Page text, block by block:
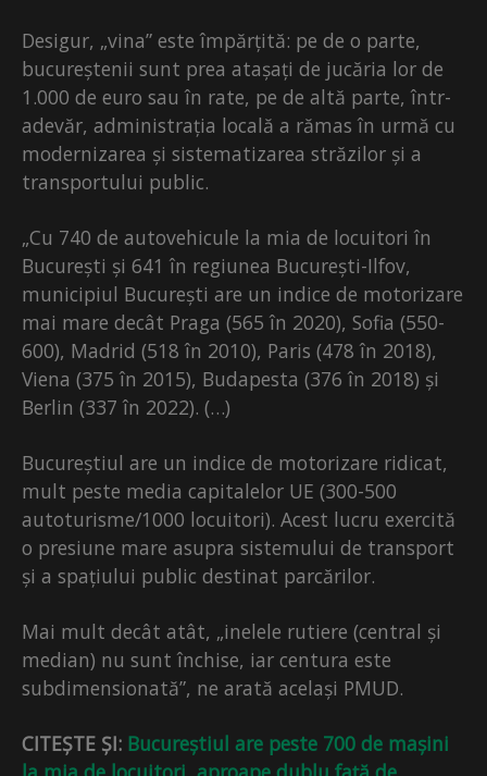
Desigur, „vina” este împărțită: pe de o parte,
bucureștenii sunt prea atașați de jucăria lor de
1.000 de euro sau în rate, pe de altă parte, într-
adevăr, administrația locală a rămas în urmă cu
modernizarea și sistematizarea străzilor și a
transportului public.
„Cu 740 de autovehicule la mia de locuitori în
București și 641 în regiunea București-Ilfov,
municipiul București are un indice de motorizare
mai mare decât Praga (565 în 2020), Sofia (550-
600), Madrid (518 în 2010), Paris (478 în 2018),
Viena (375 în 2015), Budapesta (376 în 2018) și
Berlin (337 în 2022). (…)
Bucureștiul are un indice de motorizare ridicat,
mult peste media capitalelor UE (300-500
autoturisme/1000 locuitori). Acest lucru exercită
o presiune mare asupra sistemului de transport
și a spațiului public destinat parcărilor.
Mai mult decât atât, „inelele rutiere (central și
median) nu sunt închise, iar centura este
subdimensionată”, ne arată același PMUD.
CITEȘTE ȘI: Bucureștiul are peste 700 de mașini